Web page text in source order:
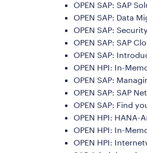
OPEN SAP: SAP
OPEN SAP: Data
OPEN SAP:
OPEN SAP: SAP
OPEN SAP:
OPEN HPI: In-
OPEN SAP:
OPEN SAP: SAP
OPEN SAP: Find
OPEN HPI: HANA-
OPEN HPI: In-
OPEN HPI: